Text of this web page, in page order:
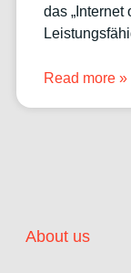
das „Internet
Read more »
About us